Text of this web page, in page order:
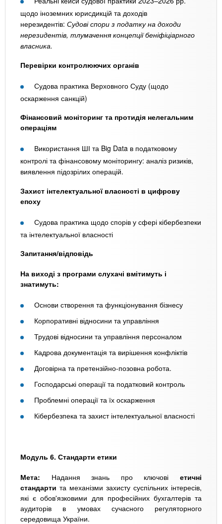
щодо іноземних юрисдикцій та доходів
нерезидентів: Судові спори з податку на доходи
нерезидентів, тлумачення концепції беніфіціарного
власника.
Перевірки контролюючих органів
Судова практика Верховного Суду (щодо
оскарження санкцій)
Фінансовий моніторинг та протидія нелегальним
операціям
Використання ШІ та Big Data в податковому
контролі та фінансовому моніторингу: аналіз ризиків,
виявлення підозрілих операцій.
Захист інтелектуальної власності в цифрову
епоху
Судова практика щодо спорів у сфері кібербезпеки
та інтелектуальної власності
Запитання/відповідь
На виході з програми слухачі вмітимуть і
знатимуть:
Основи створення та функціонування бізнесу
Корпоративні відносини та управління
Трудові відносини та управління персоналом
Кадрова документація та вирішення конфліктів
Договірна та претензійно-позовна робота.
Господарські операції та податковий контроль
Проблемні операції та їх оскарження
Кібербезпека та захист інтелектуальної власності
Модуль 6. Стандарти етики
Мета: Надання знань про ключові етичні
стандарти та механізми захисту суспільних інтересів,
які є обов'язковими для професійних бухгалтерів та
аудиторів в умовах сучасного регуляторного
середовища України.